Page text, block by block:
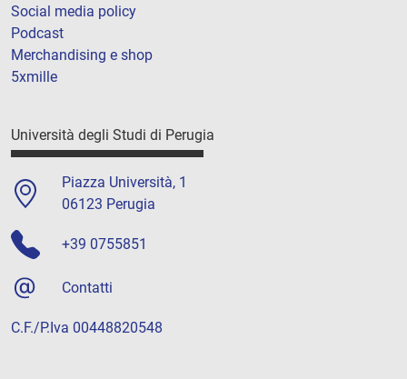
Social media policy
Podcast
Merchandising e shop
5xmille
Università degli Studi di Perugia
Piazza Università, 1
06123 Perugia
+39 0755851
Contatti
C.F./P.Iva 00448820548